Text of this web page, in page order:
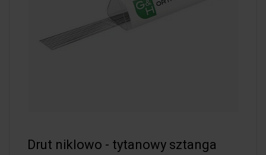
Drut niklowo - tytanowy sztanga